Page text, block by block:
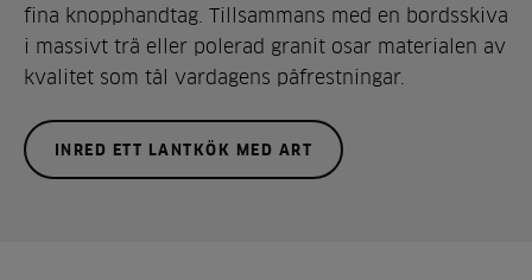
fina knopphandtag. Tillsammans med en bordsskiva
i massivt trä eller polerad granit osar materialen av
kvalitet som tål vardagens påfrestningar.
INRED ETT LANTKÖK MED ART